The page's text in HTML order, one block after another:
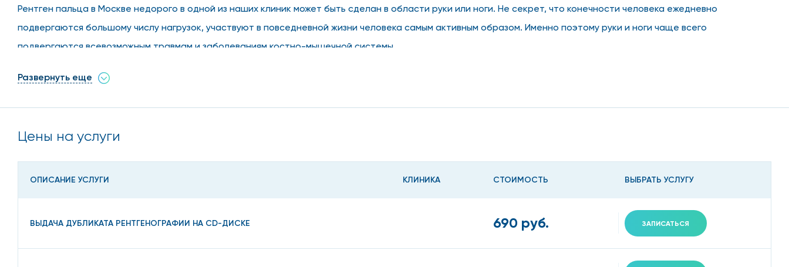
Рентген пальца в Москве недорого в одной из наших клиник может быть сделан в области руки или ноги. Не секрет, что конечности человека ежедневно
подвергаются большому числу нагрузок, участвуют в повседневной жизни человека самым активным образом. Именно поэтому руки и ноги чаще всего
подвергаются всевозможным травмам и заболеваниям костно-мышечной системы.
рентгенологический метод. Рентген пальца в Москве может назначить хирург, травматолог, ортопед или ревматолог в таких случаях:
травмы, растяжения и другие механические повреждения;
жалобы пациента на плохую и/или болезненную подвижность;
гиперемия кожи конечности, отечность, онемение;
Развернуть еще
Цены на услуги
ОПИСАНИЕ УСЛУГИ КЛИНИКА СТОИМОСТЬ ВЫБРАТЬ УСЛУГУ
ВЫДАЧА ДУБЛИКАТА РЕНТГЕНОГРАФИИ НА CD-ДИСКЕ 690 руб. ЗАПИСАТЬСЯ